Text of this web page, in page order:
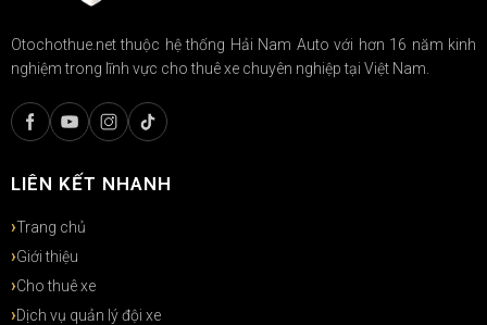
Otochothue.net thuộc hệ thống Hải Nam Auto với hơn 16 năm kinh
nghiệm trong lĩnh vực cho thuê xe chuyên nghiệp tại Việt Nam.
LIÊN KẾT NHANH
Trang chủ
Giới thiệu
Cho thuê xe
Dịch vụ quản lý đội xe